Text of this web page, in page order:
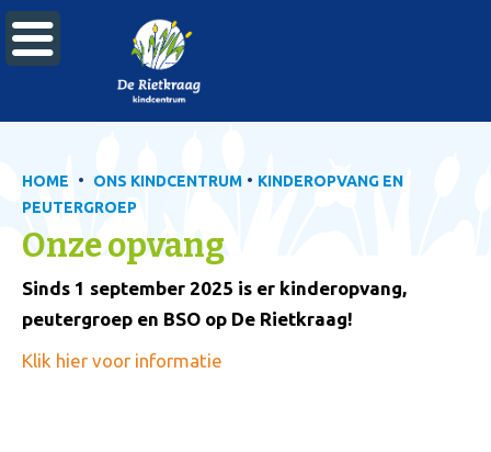

HOME • ONS KINDCENTRUM • KINDEROPVANG EN
PEUTERGROEP
Onze opvang
Sinds 1 september 2025 is er kinderopvang,
peutergroep en BSO op De Rietkraag!
Klik hier voor informatie